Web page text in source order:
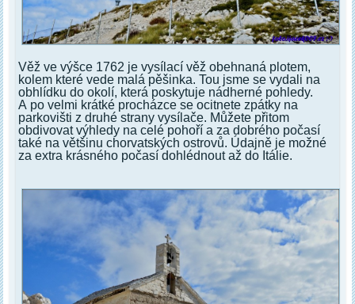
Věž ve výšce 1762 je vysílací věž obehnaná plotem,
kolem které vede malá pěšinka. Tou jsme se vydali na
obhlídku do okolí, která poskytuje nádherné pohledy.
A po velmi krátké procházce se ocitnete zpátky na
parkovišti z druhé strany vysílače. Můžete přitom
obdivovat výhledy na celé pohoří a za dobrého počasí
také na většinu chorvatských ostrovů. Údajně je možné
za extra krásného počasí dohlédnout až do Itálie.